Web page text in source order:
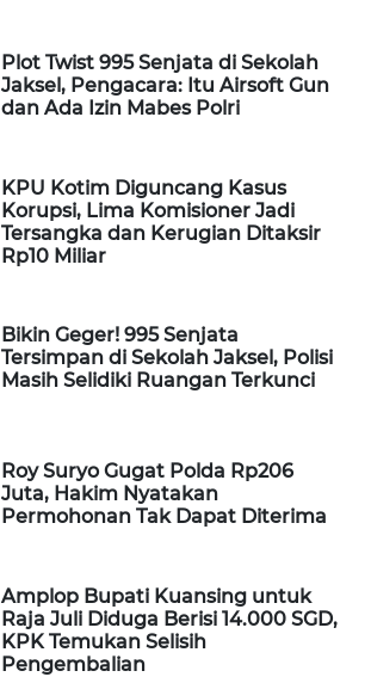
Plot Twist 995 Senjata di Sekolah
Jaksel, Pengacara: Itu Airsoft Gun
dan Ada Izin Mabes Polri
KPU Kotim Diguncang Kasus
Korupsi, Lima Komisioner Jadi
Tersangka dan Kerugian Ditaksir
Rp10 Miliar
Bikin Geger! 995 Senjata
Tersimpan di Sekolah Jaksel, Polisi
Masih Selidiki Ruangan Terkunci
Roy Suryo Gugat Polda Rp206
Juta, Hakim Nyatakan
Permohonan Tak Dapat Diterima
Amplop Bupati Kuansing untuk
Raja Juli Diduga Berisi 14.000 SGD,
KPK Temukan Selisih
Pengembalian